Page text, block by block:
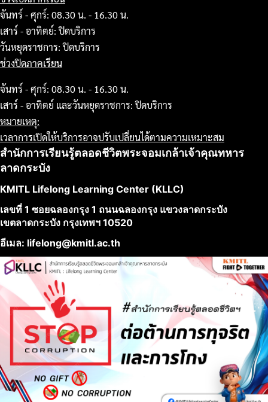
จันทร์ - ศุกร์: 08.30 น. - 16.30 น.
เสาร์ - อาทิตย์: ปิดบริการ
วันหยุดราชการ: ปิดบริการ
ช่วงปิดภาคเรียน
จันทร์ - ศุกร์: 08.30 น. - 16.30 น.
เสาร์ - อาทิตย์ และวันหยุดราชการ: ปิดบริการ
หมายเหตุ:
เวลาการเปิดให้บริการอาจปรับเปลี่ยนได้ตามความเหมาะสม
สำนักการเรียนรู้ตลอดชีวิตพระจอมเกล้าเจ้าคุณทหาร
ลาดกระบัง
KMITL Lifelong Learning Center (KLLC)
เลขที่ 1 ซอยฉลองกรุง 1 ถนนฉลองกรุง แขวงลาดกระบัง
เขตลาดกระบัง กรุงเทพฯ 10520
อีเมล: lifelong@kmitl.ac.th